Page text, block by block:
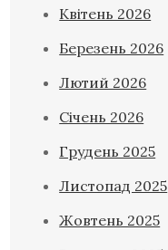
Квітень 2026
Березень 2026
Лютий 2026
Січень 2026
Грудень 2025
Листопад 2025
Жовтень 2025